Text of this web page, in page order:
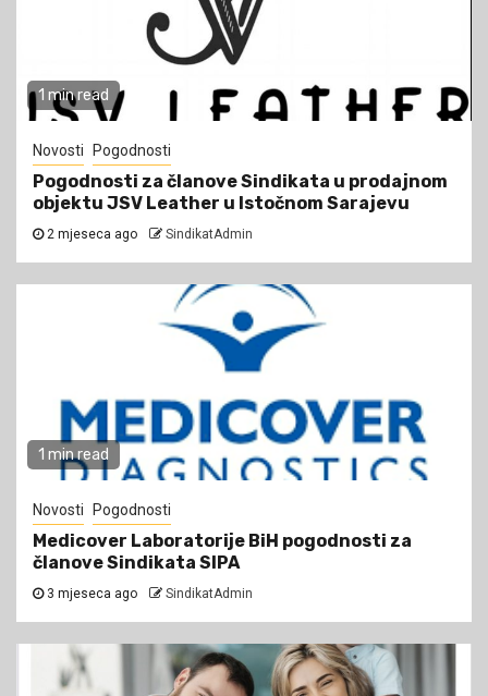
1 min read
Novosti Pogodnosti
Pogodnosti za članove Sindikata u prodajnom
objektu JSV Leather u Istočnom Sarajevu
2 mjeseca ago SindikatAdmin
1 min read
Novosti Pogodnosti
Medicover Laboratorije BiH pogodnosti za
članove Sindikata SIPA
3 mjeseca ago SindikatAdmin